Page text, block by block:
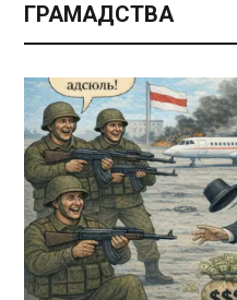
ГРАМАДСТВА